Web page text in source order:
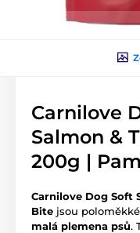
Carnilove
Salmon &
200g |
Carnilove Dog Soft
Bite jsou
malá plemena psů.